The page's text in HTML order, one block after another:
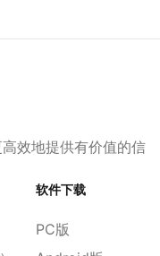
效地提供有价值的信
软件下载
PC版